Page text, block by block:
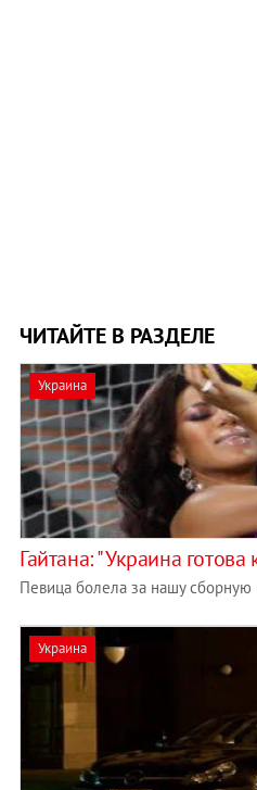
ЧИТАЙТЕ В РАЗДЕЛЕ
Украина
Гайтана: "Украина
Певица болела за нашу
Украина